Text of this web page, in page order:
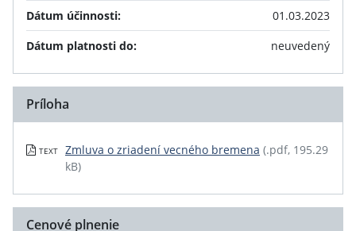
Dátum účinnosti:
01.03.2023
Dátum platnosti do:
neuvedený
Príloha
TEXT Zmluva o zriadení vecného bremena (.pdf, 195.29
kB)
Cenové plnenie